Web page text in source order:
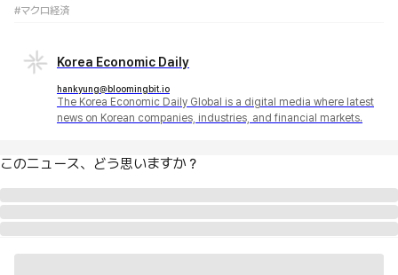
#マクロ経済
Korea Economic Daily
hankyung@bloomingbit.io
The Korea Economic Daily Global is a digital media where latest
news on Korean companies, industries, and financial markets.
このニュース、どう思いますか？